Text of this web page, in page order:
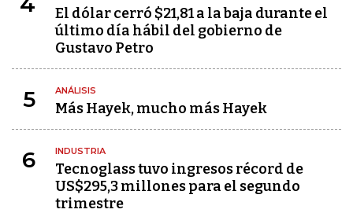
El dólar cerró $21,81 a la baja durante el
último día hábil del gobierno de
Gustavo Petro
5 ANÁLISIS
Más Hayek, mucho más Hayek
6 INDUSTRIA
Tecnoglass tuvo ingresos récord de
US$295,3 millones para el segundo
trimestre